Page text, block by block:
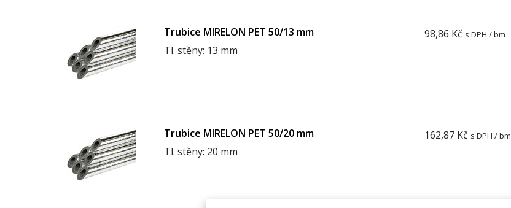
Trubice MIRELON PET 50/13 mm
Tl. stěny: 13 mm
98,86 Kč s DPH / bm
Trubice MIRELON PET 50/20 mm
Tl. stěny: 20 mm
162,87 Kč s DPH / bm